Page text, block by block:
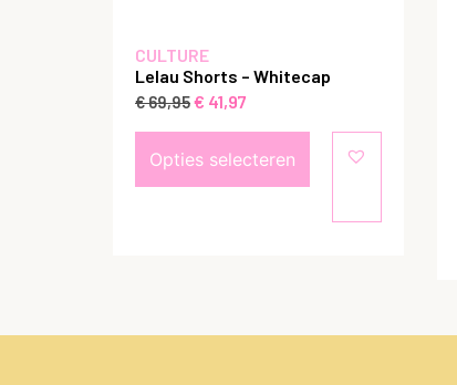
CULTURE
Lelau Shorts – Whitecap
€69,95€ 41,97
Opties selecteren